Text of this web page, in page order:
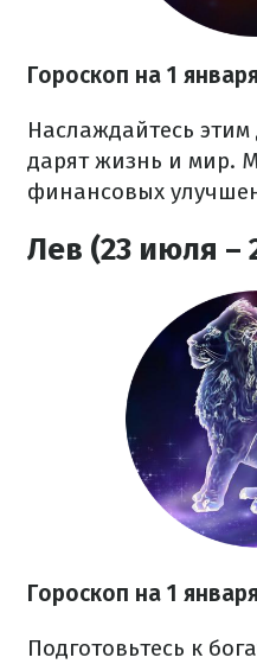
Гороскоп на 1
Наслаждайтесь
дарят жизнь и мир.
финансовых
Лев (23 июля –
Гороскоп на 1
Подготовьтесь к